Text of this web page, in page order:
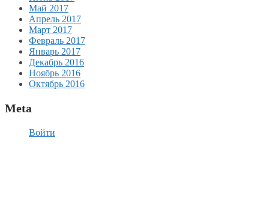
Май 2017
Апрель 2017
Март 2017
Февраль 2017
Январь 2017
Декабрь 2016
Ноябрь 2016
Октябрь 2016
Meta
Войти